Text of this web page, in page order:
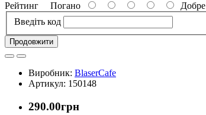
Рейтинг Погано
Добре
Введіть код
Продовжити
Виробник: BlaserCafe
Артикул: 150148
290.00грн